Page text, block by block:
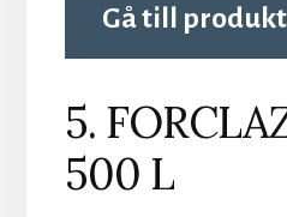
Gå till produkt
5.
500 L